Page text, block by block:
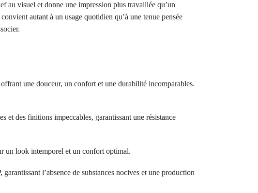
au visuel et donne une impression plus travaillée qu’un
autant à un usage quotidien qu’à une tenue pensée
une douceur, un confort et une durabilité incomparables.
et des finitions impeccables, garantissant une résistance
un look intemporel et un confort optimal.
l’absence de substances nocives et une production